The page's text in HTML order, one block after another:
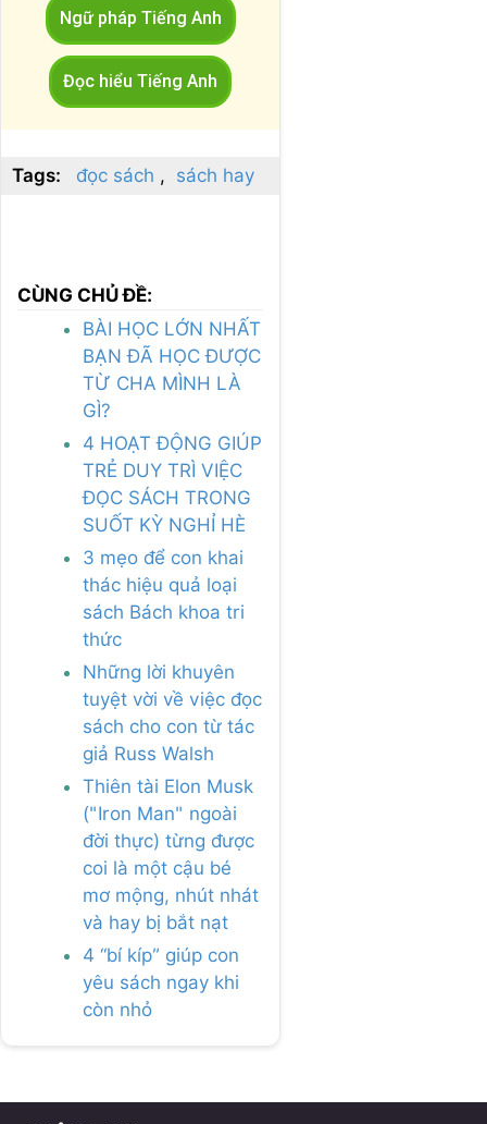
Ngữ pháp Tiếng Anh
Đọc hiểu Tiếng Anh
Tags: đọc sách sách hay
CÙNG CHỦ ĐỀ:
BÀI HỌC LỚN NHẤT
BẠN ĐÃ HỌC ĐƯỢC
TỪ CHA MÌNH LÀ
GÌ?
4 HOẠT ĐỘNG GIÚP
TRẺ DUY TRÌ VIỆC
ĐỌC SÁCH TRONG
SUỐT KỲ NGHỈ HÈ
3 mẹo để con khai
thác hiệu quả loại
sách Bách khoa tri
thức
Những lời khuyên
tuyệt vời về việc đọc
sách cho con từ tác
giả Russ Walsh
Thiên tài Elon Musk
("Iron Man" ngoài
đời thực) từng được
coi là một cậu bé
mơ mộng, nhút nhát
và hay bị bắt nạt
4 “bí kíp” giúp con
yêu sách ngay khi
còn nhỏ